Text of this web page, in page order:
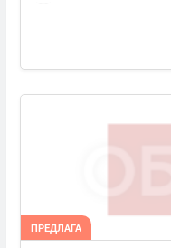
ПРЕДЛАГА